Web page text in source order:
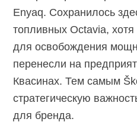
Enyaq. Сохранилось
топливных Octavia, хотя
для освобождения
перенесли на
Квасинах. Тем самым
стратегическую
для бренда.